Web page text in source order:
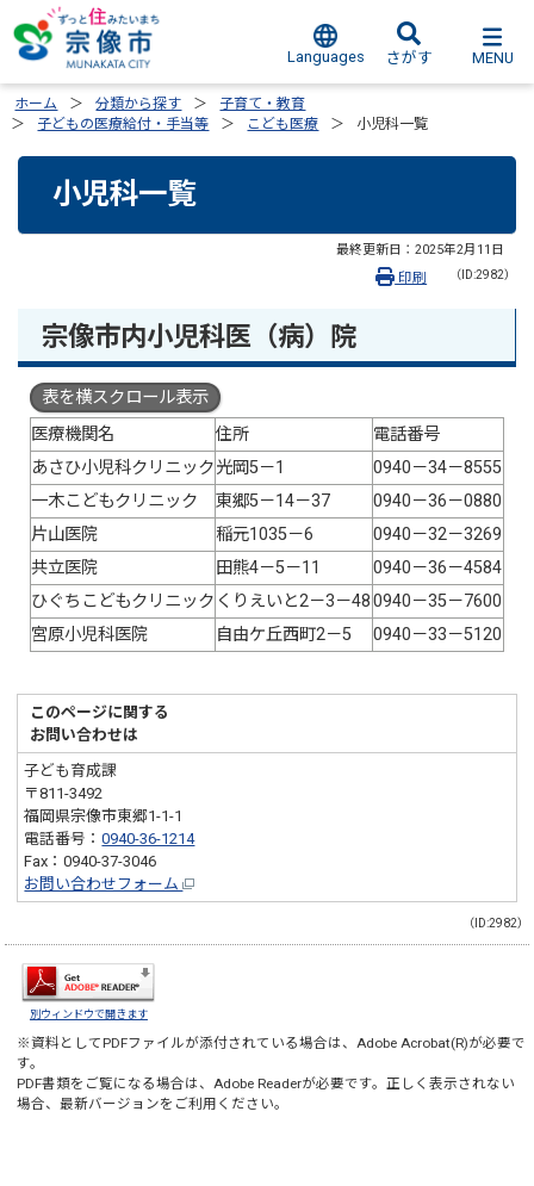
Languages さがす MENU
ホーム 分類から探す
子育て・教育
子どもの医療給付・手当等
こども医療 小児科一覧
小児科一覧
最終更新日： 2025年2月11日
（ID:2982）
印刷
宗像市内小児科医（病）院
表を横スクロール表示
医療機関名
住所
電話番号
あさひ小児科クリニック光岡5－1
0940－34－8555
一木こどもクリニック
東郷5－14－37
0940－36－0880
片山医院
稲元1035－6
0940－32－3269
共立医院
田熊4－5－11
0940－36－4584
ひぐちこどもクリニック くりえいと2－3－480940－35－7600
宮原小児科医院
自由ケ丘西町2－5 0940－33－5120
このページに関する
お問い合わせは
子ども育成課
〒811-3492
福岡県宗像市東郷1-1-1
電話番号：0940-36-1214
Fax：0940-37-3046
お問い合わせフォーム
（ID:2982）
別ウィンドウで開きます
※資料としてPDFファイルが添付されている場合は、 Adobe Acrobat(R)が必要で
す。
PDF書類をご覧になる場合は、 Adobe Readerが必要です。正しく表示されない
場合、最新バージョンをご利用ください。